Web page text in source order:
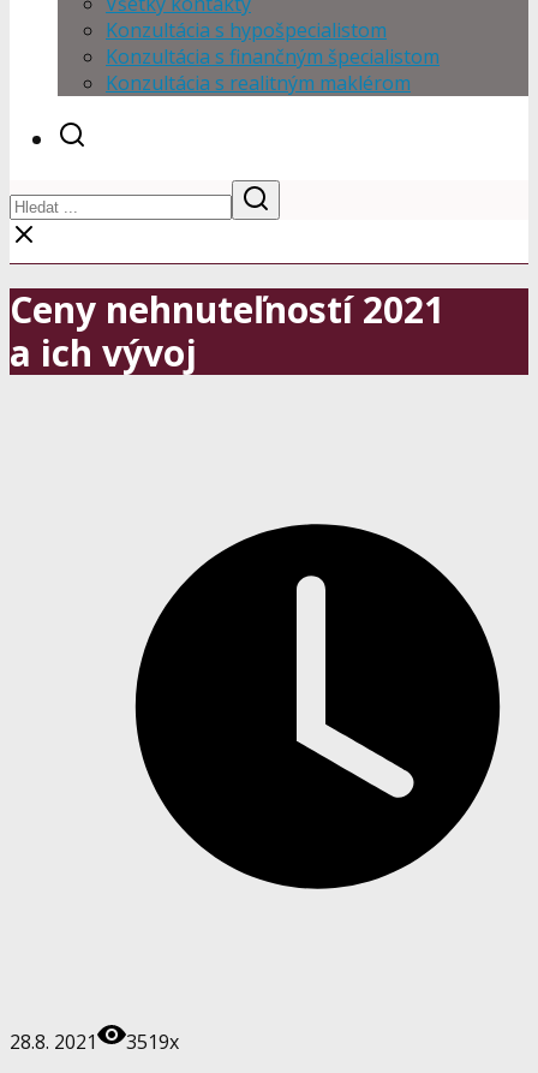
Konzultácia s hypošpecialistom
Konzultácia s finančným špecialistom
Konzultácia s realitným maklérom
Ceny nehnuteľností 2021
a ich vývoj
28.8. 2021
3519x